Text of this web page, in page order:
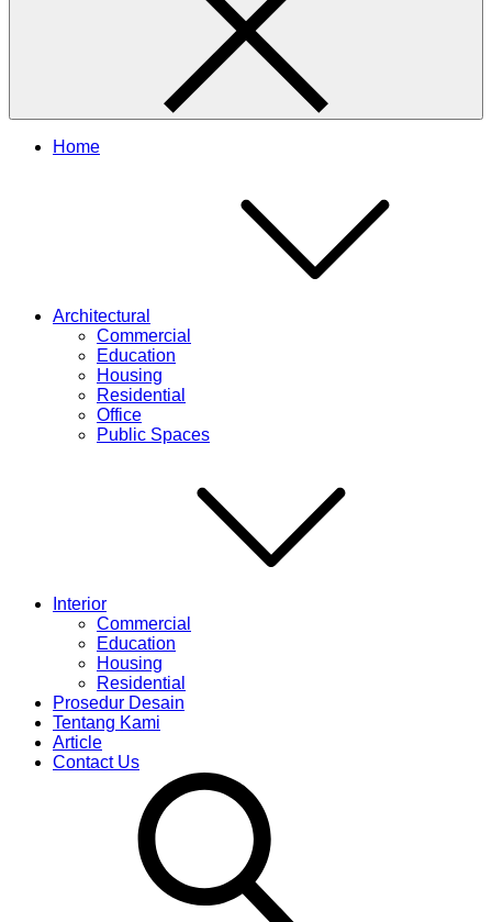
Home
Architectural
Commercial
Education
Housing
Residential
Office
Public Spaces
Interior
Commercial
Education
Housing
Residential
Prosedur Desain
Tentang Kami
Article
Contact Us